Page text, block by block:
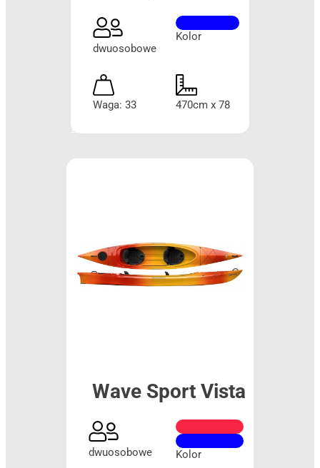
dwuosobowe
Kolor
Waga: 33
470cm x 78
Wave Sport Vista
dwuosobowe Kolor